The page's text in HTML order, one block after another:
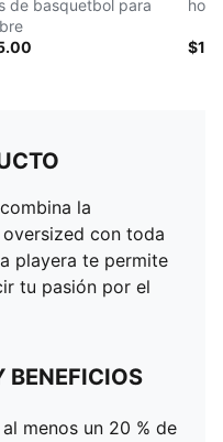
de basquetbol para
la
con toda
playera te permite
tu pasión por el
BENEFICIOS
menos un 20 % de